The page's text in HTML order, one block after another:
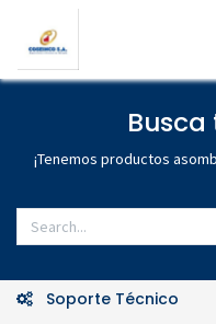
¡Tenemos productos
Soporte Técnico
GET
Women's
Shop Now
GET15%OFF
Men's